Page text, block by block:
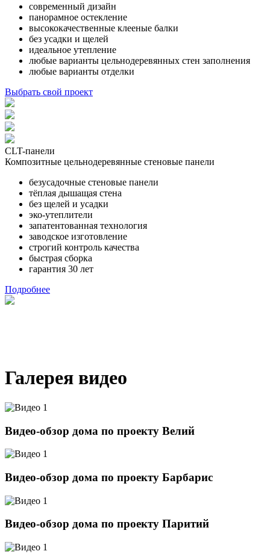
современный дизайн
панорамное остекление
высококачественные клееные балки
без усадки и щелей
идеальное утепление
любые варианты цельнодеревянных стен заполнения
любые варианты отделки
Выбрать свой проект
CLT-панели
Композитные цельнодеревянные стеновые панели
безусадочные стеновые панели
тёплая дышащая стена
без щелей и усадки
эко-утеплители
запатентованная технология
заводское изготовление
строгий контроль качества
быстрая сборка
гарантия 30 лет
Подробнее
Галерея видео
Видео-обзор дома по проекту Велий
Видео-обзор дома по проекту Барбарис
Видео-обзор дома по проекту Паритий